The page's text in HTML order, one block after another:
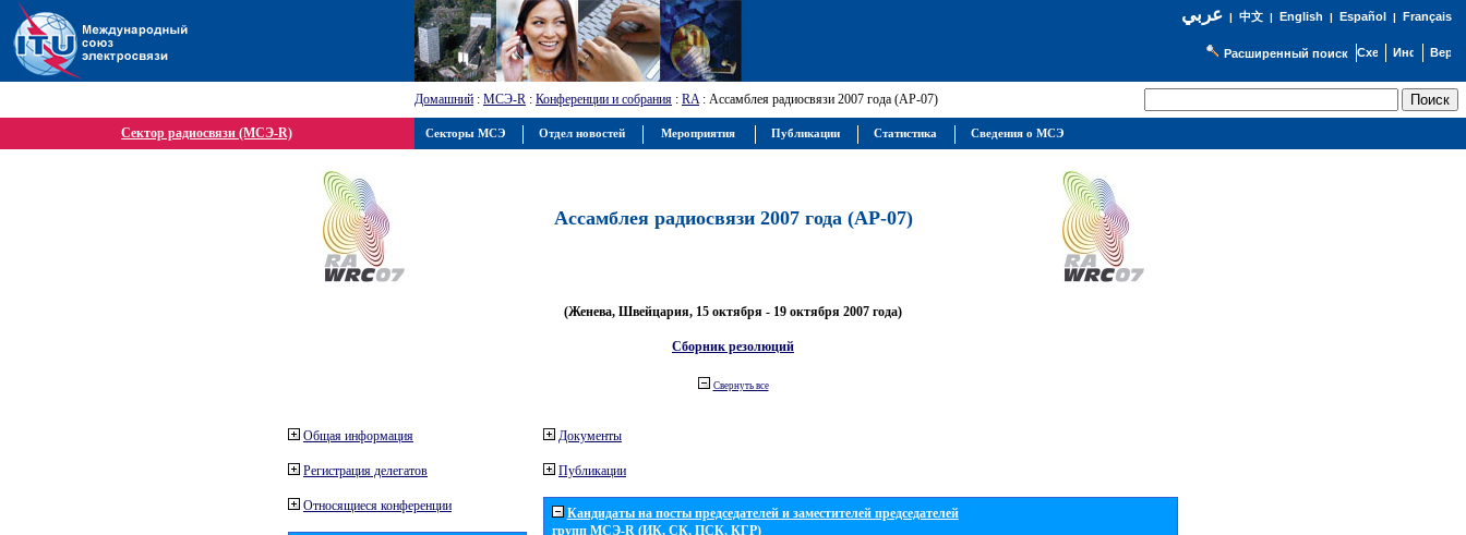
عربي| 中文| English | Español | Français
Расширенный поиск
Домашний : МСЭ-R : Конференции и собрания : RA: Ассамблея радиосвязи 2007 года (АР-07)
Сектор радиосвязи (МСЭ-R)
Ассамблея радиосвязи 2007 года (АР-07)
(Женева, Швейцария, 15 октября - 19 октября 2007 года)
Сборник резолюций
Свернуть все
Общая информация
Регистрация делегатов
Относящиеся конференции
Документы
Публикации
Кандидаты на посты председателей и заместителей председателей
групп МСЭ-R (ИК, СК, ПСК, КГР)
Секторы МСЭ Отдел новостей Мероприятия Публикации Статистика Сведения о МСЭ